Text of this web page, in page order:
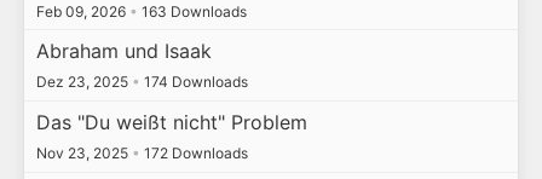
Feb 09, 2026 • 163 Downloads
Abraham und Isaak
Dez 23, 2025 • 174 Downloads
Das "Du weißt nicht" Problem
Nov 23, 2025 • 172 Downloads